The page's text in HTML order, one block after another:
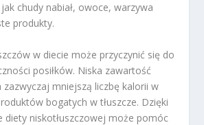
chudy nabiał, owoce, warzywa
produkty.
w diecie może przyczynić się do
posiłków. Niska zawartość
zazwyczaj mniejszą liczbę kalorii w
bogatych w tłuszcze. Dzięki
diety niskotłuszczowej może pomóc